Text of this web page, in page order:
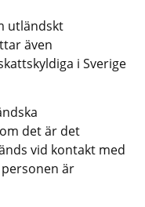
utländskt
även
i Sverige
det är det
vid kontakt med
är